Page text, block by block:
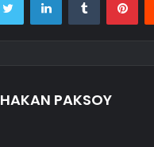
HAKAN PAKSOY